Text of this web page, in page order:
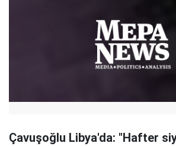
Çavuşoğlu Libya'da: "Hafter